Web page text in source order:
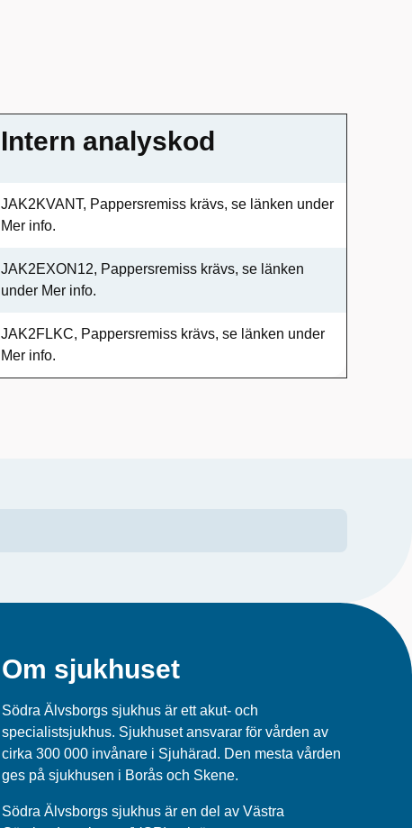
Intern analyskod
JAK2KVANT, Pappersremiss krävs, se länken under
Mer info.
JAK2EXON12, Pappersremiss krävs, se länken
under Mer info.
JAK2FLKC, Pappersremiss krävs, se länken under
Mer info.
Om sjukhuset
Södra Älvsborgs sjukhus är ett akut- och
specialistsjukhus. Sjukhuset ansvarar för vården av
cirka 300 000 invånare i Sjuhärad. Den mesta vården
ges på sjukhusen i Borås och Skene.
Södra Älvsborgs sjukhus är en del av Västra